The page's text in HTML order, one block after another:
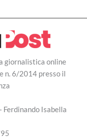
giornalistica online
n. 6/2014 presso il
Isabella